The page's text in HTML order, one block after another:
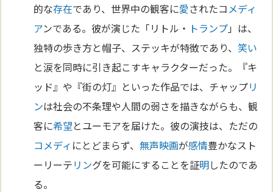
的な存在であり、世界中の観客に愛されたコ メディ
アンである。彼が演じた「リトル・ トランプ」は、
独特の歩き方と帽子、ステッキが特徴であり、笑い
と涙を同時に引き起こすキャラクターだった。『キ
ッド』や『街の灯』といった作品では、チャップリ
ンは社会の不条理や人間の弱さを描きながらも、観
客に希望とユーモアを届けた。彼の演技は、ただの
コメディ にとどまらず、無声映画が感情豊かなスト
ーリーテリングを可能にすることを証明したのであ
る。